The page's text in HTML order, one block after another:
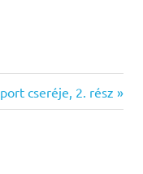
cseréje, 2. rész